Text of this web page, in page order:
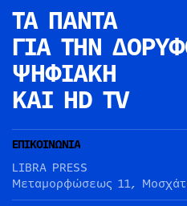
ΤΑ ΠΑΝΤΑ
ΓΙΑ ΤΗΝ
ΨΗΦΙΑΚΗ
ΚΑΙ HD TV
ΕΠΙΚΟΙΝΩΝΙΑ
LIBRA PRESS
Μεταμορφώσεως 11,